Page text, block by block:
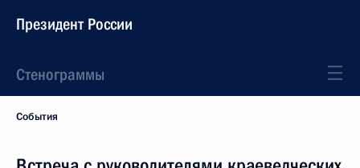
Президент России
Стенограммы
События